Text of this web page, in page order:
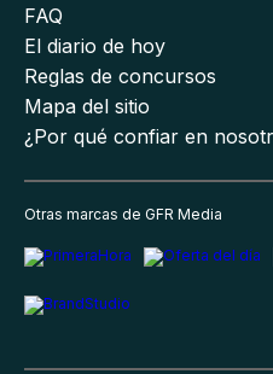
FAQ
El diario de hoy
Reglas de concursos
Mapa del sitio
¿Por qué confiar en
Otras marcas de GFR Media